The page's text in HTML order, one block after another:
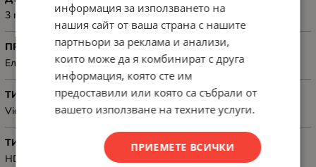
3 m
ПРЕДНАЗНАЧЕН ЗА
Електронна техника
ТИП
Video
ТИП КОНЕКТОР 1
HDMI-A 1.4, male
информация за използването на
нашия сайт от ваша страна с нашите
партньори за реклама и анализи,
които може да я комбинират с друга
информация, която сте им
предоставили или която са събрали от
вашето използване на техните услуги.
ПРИЕМЕТЕ ВСИЧКИ